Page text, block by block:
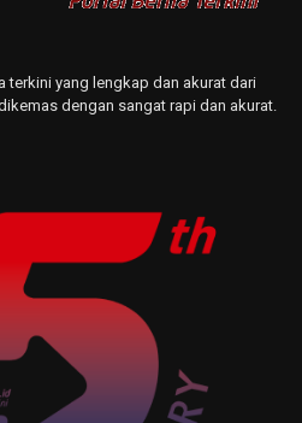
terkini yang lengkap dan akurat dari
dengan sangat rapi dan akurat.